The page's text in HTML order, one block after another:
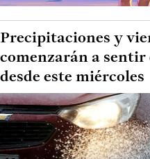
Precipitaciones y
comenzarán a
desde este miércoles